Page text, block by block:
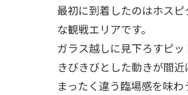
最初に到着したのはホス
な観戦エリアです。
ガラス越しに見下ろすピ
きびきびとした動きが間
まったく違う臨場感を味わ